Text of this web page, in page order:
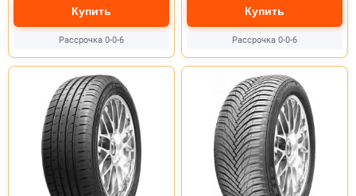
Купить
Рассрочка 0-0-6
Купить
Рассрочка 0-0-6